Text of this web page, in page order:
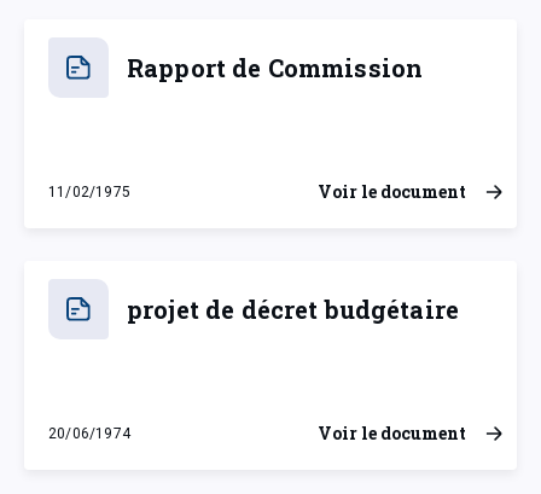
Rapport de Commission
11/02/1975
mardi 11 février 1975
Voir le document
projet de décret budgétaire
20/06/1974
jeudi 20 juin 1974
Voir le document